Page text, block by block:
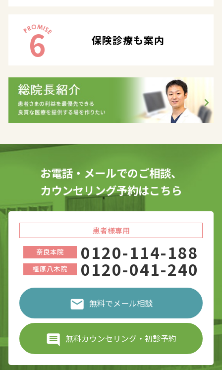
6 保険診療も案内
お電話・メールでのご相談、
カウンセリング予約はこちら
患者様専用
奈良本院 0120-114-188
橿原八木院 0120-041-240
無料でメール相談
無料カウンセリング・初診予約